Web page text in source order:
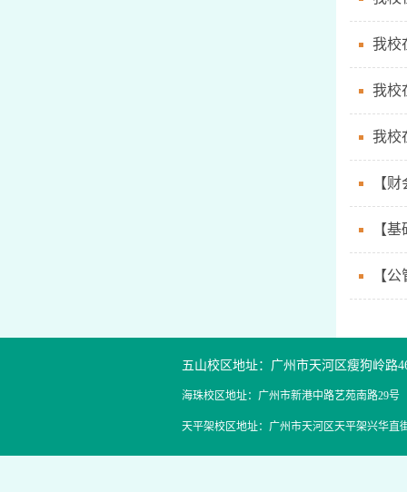
我校
我校
我校
【
【
【
五山校区地址：广州市天河区瘦狗岭
海珠校区地址：广州市新港中路艺苑南路29号
天平架校区地址：广州市天河区天平架兴华直